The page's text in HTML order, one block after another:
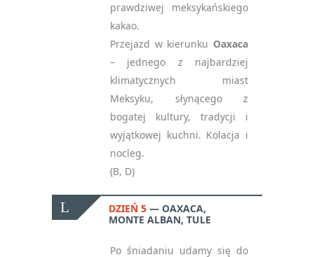
prawdziwej meksykańskiego
kakao.
Przejazd w kierunku Oaxaca
– jednego z najbardziej
klimatycznych miast
Meksyku, słynącego z
bogatej kultury, tradycji i
wyjątkowej kuchni. Kolacja i
nocleg.
(B, D)
DZIEŃ 5
OAXACA,
MONTE ALBAN, TULE
Po śniadaniu udamy się do